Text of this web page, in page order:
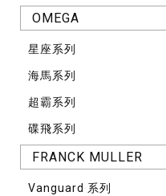
OMEGA
星座系列
海馬系列
超霸系列
碟飛系列
FRANCK MULLER
Vanguard 系列